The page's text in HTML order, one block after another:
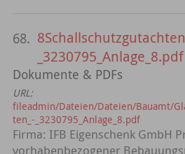
68.
_3230795_Anlage_8.pdf
Dokumente & PDFs
URL:
fileadmin/Dateien/Dateien/Bauamt/
ten_-_3230795_Anlage_8.pdf
Firma: IFB Eigenschenk GmbH
vorhabenbezogener